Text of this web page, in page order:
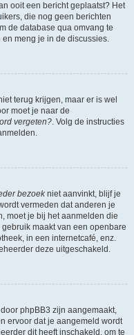
ooit een bericht geplaatst? Het
die nog geen berichten
de database qua omvang te
meng je in de discussies.
terug krijgen, maar er is wel
moet je naar de
vergeten?. Volg de instructies
bezoekniet aanvinkt, blijf je
vermeden dat anderen je
moet je bij het aanmelden die
maakt van een openbare
in een internetcafé, enz.
deze uitgeschakeld.
phpBB3 zijn aangemaakt,
ervoor dat je aangemeld wordt
dit heeft inschakeld, om te